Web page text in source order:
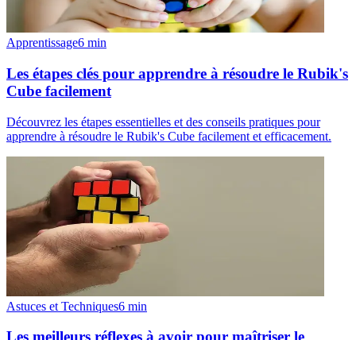
Apprentissage6 min
Les étapes clés pour apprendre à résoudre le Rubik's
Cube facilement
Découvrez les étapes essentielles et des conseils pratiques pour
apprendre à résoudre le Rubik's Cube facilement et efficacement.
Astuces et Techniques6 min
Les meilleurs réflexes à avoir pour maîtriser le